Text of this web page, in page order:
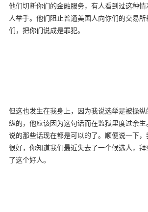
他们切断你们的金融服务，有人看到过这种
人举手。他们阻止普通美国人向你们的交易
们，把你们说成是罪犯。
但这也发生在我身上，因为我说选举是被操
纵的，他应该因为这句话而在监狱里度过余
说的那些话现在都是可以的了。顺便说一下
很好，你知道我们最近失去了一个候选人，
了这个好人。